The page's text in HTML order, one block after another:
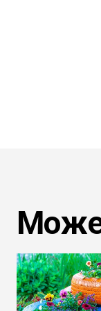
Може